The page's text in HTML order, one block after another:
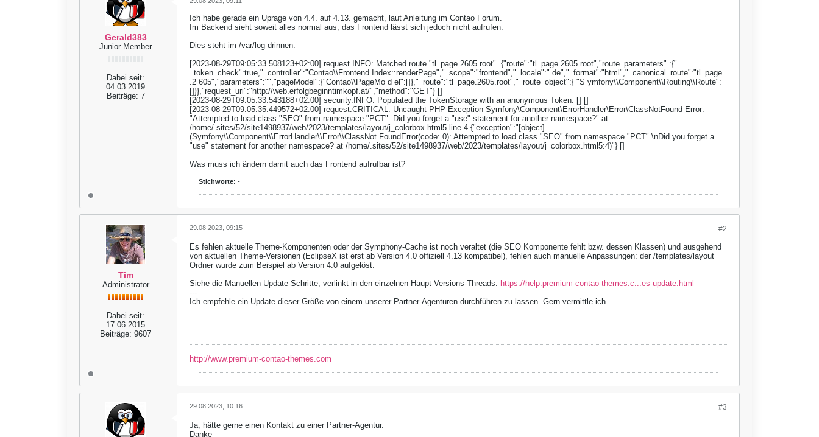
Gerald383
Junior Member
Dabei seit:
04.03.2019
Beiträge: 7
Ich habe gerade ein Uprage von 4.4. auf 4.13. gemacht, laut Anleitung im Contao Forum.
Im Backend sieht soweit alles normal aus, das Frontend lässt sich jedoch nicht aufrufen.
Dies steht im /var/log drinnen:
[2023-08-29T09:05:33.508123+02:00] request.INFO: Matched route "tl_page.2605.root". {"route":"tl_page.2605.root","route_parameters" :{"
_token_check":true,"_controller":"Contao\\Frontend Index::renderPage","_scope":"frontend","_locale":" de","_format":"html","_canonical_route":"tl_page
.2 605","parameters":"","pageModel":{"Contao\\PageMo d el":[]},"_route":"tl_page.2605.root","_route_object":{ "S ymfony\\Component\\Routing\\Route":
[]}},"request_uri":"http://web.erfolgbeginntimkopf.at/","method":"GET"} []
[2023-08-29T09:05:33.543188+02:00] security.INFO: Populated the TokenStorage with an anonymous Token. [] []
[2023-08-29T09:05:35.449572+02:00] request.CRITICAL: Uncaught PHP Exception Symfony\Component\ErrorHandler\Error\ClassNotFound Error:
"Attempted to load class "SEO" from namespace "PCT". Did you forget a "use" statement for another namespace?" at
/home/.sites/52/site1498937/web/2023/templates/layout/j_colorbox.html5 line 4 {"exception":"[object]
(Symfony\\Component\\ErrorHandler\\Error\\ClassNot FoundError(code: 0): Attempted to load class "SEO" from namespace "PCT".\nDid you forget a
"use" statement for another namespace? at /home/.sites/52/site1498937/web/2023/templates/layout/j_colorbox.html5:4)"} []
Was muss ich ändern damit auch das Frontend aufrufbar ist?
Stichworte: -
Tim
Administrator
Dabei seit:
17.06.2015
Beiträge: 9607
#2
29.08.2023, 09:15
Es fehlen aktuelle Theme-Komponenten oder der Symphony-Cache ist noch veraltet (die SEO Komponente fehlt bzw. dessen Klassen) und ausgehend
von aktuellen Theme-Versionen (EclipseX ist erst ab Version 4.0 offiziell 4.13 kompatibel), fehlen auch manuelle Anpassungen: der /templates/layout
Ordner wurde zum Beispiel ab Version 4.0 aufgelöst.
Siehe die Manuellen Update-Schritte, verlinkt in den einzelnen Haupt-Versions-Threads: https://help.premium-contao-themes.c...es-update.html
---
Ich empfehle ein Update dieser Größe von einem unserer Partner-Agenturen durchführen zu lassen. Gern vermittle ich.
http://www.premium-contao-themes.com
#3
29.08.2023, 10:16
Ja, hätte gerne einen Kontakt zu einer Partner-Agentur.
Danke